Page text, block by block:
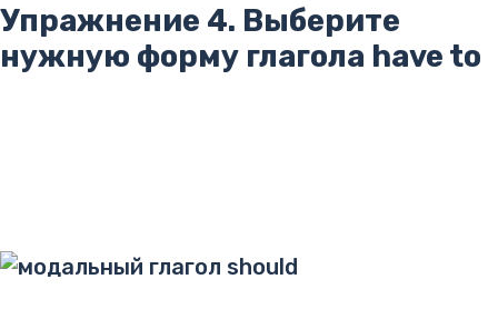
Упражнение 4. Выберите
нужную форму глагола have to